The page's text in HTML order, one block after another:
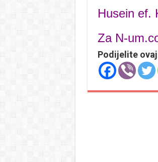
Husein ef.
Za N-
Podijelite